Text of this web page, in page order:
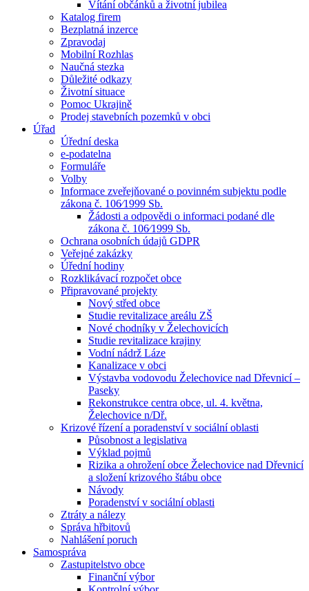
Vítání občánků a životní jubilea
Katalog firem
Bezplatná inzerce
Zpravodaj
Mobilní Rozhlas
Naučná stezka
Důležité odkazy
Životní situace
Pomoc Ukrajině
Prodej stavebních pozemků v obci
Úřad
Úřední deska
e-podatelna
Formuláře
Volby
Informace zveřejňované o povinném subjektu podle
zákona č. 106⁄1999 Sb.
Žádosti a odpovědi o informaci podané dle
zákona č. 106⁄1999 Sb.
Ochrana osobních údajů GDPR
Veřejné zakázky
Úřední hodiny
Rozklikávací rozpočet obce
Připravované projekty
Nový střed obce
Studie revitalizace areálu ZŠ
Nové chodníky v Želechovicích
Studie revitalizace krajiny
Vodní nádrž Láze
Kanalizace v obci
Výstavba vodovodu Želechovice nad Dřevnicí –
Paseky
Rekonstrukce centra obce, ul. 4. května,
Želechovice n/Dř.
Krizové řízení a poradenství v sociální oblasti
Působnost a legislativa
Výklad pojmů
Rizika a ohrožení obce Želechovice nad Dřevnicí
a složení krizového štábu obce
Návody
Poradenství v sociální oblasti
Ztráty a nálezy
Správa hřbitovů
Nahlášení poruch
Samospráva
Zastupitelstvo obce
Finanční výbor